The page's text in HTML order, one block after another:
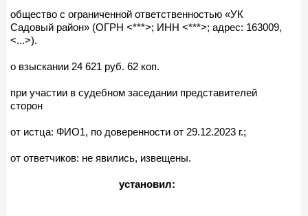
общество с ограниченной ответственностью «УК
Садовый район» (ОГРН <***>; ИНН <***>; адрес: 163009,
<...>).
о взыскании 24 621 руб. 62 коп.
при участии в судебном заседании представителей
сторон
от истца: ФИО1, по доверенности от 29.12.2023 г.;
от ответчиков: не явились, извещены.
установил: